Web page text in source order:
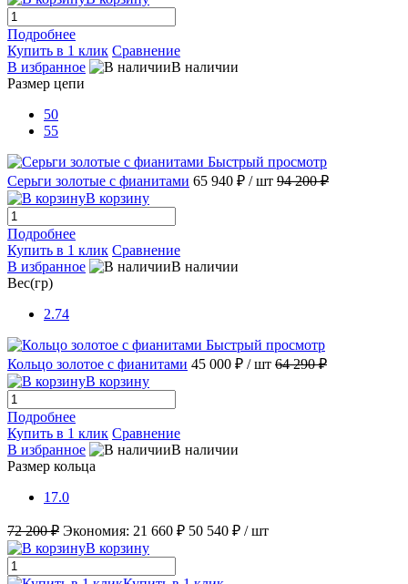
Подробнее
Купить в 1 клик Сравнение
В избранное
В наличии
Размер цепи
50
55
Быстрый просмотр
Серьги золотые с фианитами 65 940 ₽ / шт 94 200 ₽
В корзину
Подробнее
Купить в 1 клик Сравнение
В избранное
В наличии
Вес(гр)
2.74
Быстрый просмотр
Кольцо золотое с фианитами 45 000 ₽ / шт 64 290 ₽
В корзину
Подробнее
Купить в 1 клик Сравнение
В избранное
В наличии
Размер кольца
17.0
72 200 ₽ Экономия: 21 660 ₽ 50 540 ₽ / шт
В корзину